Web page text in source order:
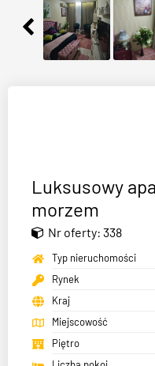
Luksusowy
morzem
Nr oferty: 338
Typ nieruchomości
Rynek
Kraj
Miejscowość
Piętro